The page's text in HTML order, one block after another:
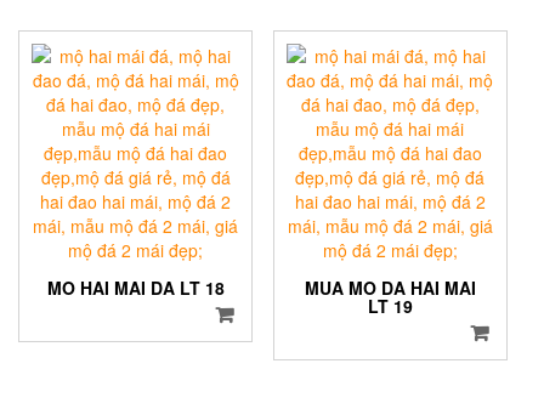
MO HAI MAI DA LT 18 MUA MO DA HAI MAI
LT 19